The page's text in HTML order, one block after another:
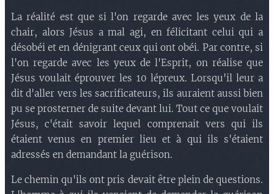
La réalité est que si l'on regarde avec les yeux de la
chair, alors Jésus a mal agi, en félicitant celui qui a
désobéi et en dénigrant ceux qui ont obéi. Par contre, si
l'on regarde avec les yeux de l'Esprit, on réalise que
Jésus voulait éprouver les 10 lépreux. Lorsqu'il leur a
dit d'aller vers les sacrificateurs, ils auraient aussi bien
pu se prosterner de suite devant lui. Tout ce que voulait
Jésus, c'était savoir lequel comprenait vers qui ils
étaient venus en premier lieu et à qui ils s'étaient
adressés en demandant la guérison.
Le chemin qu'ils ont pris devait être plein de questions.